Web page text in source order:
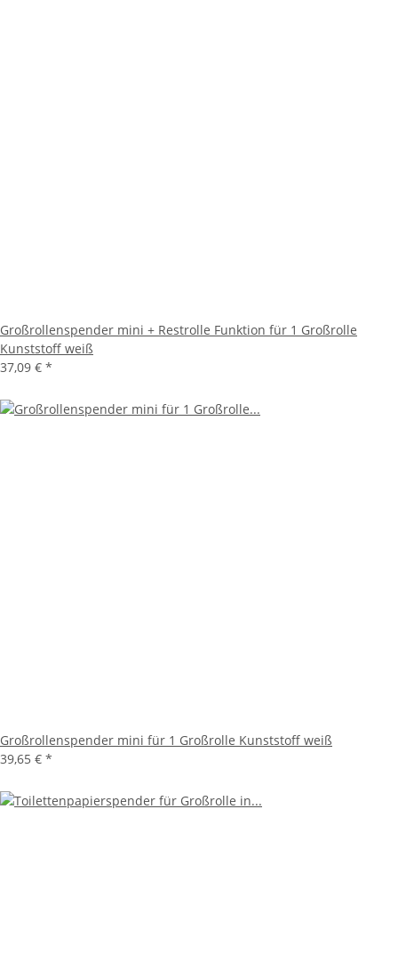
Großrollenspender mini + Restrolle Funktion für 1 Großrolle
Kunststoff weiß
37,09 € *
Großrollenspender mini für 1 Großrolle Kunststoff weiß
39,65 € *